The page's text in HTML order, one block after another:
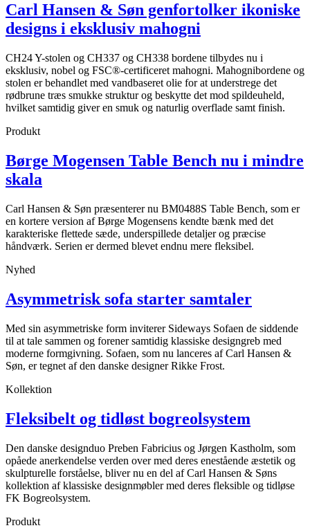
Carl Hansen & Søn genfortolker ikoniske
designs i eksklusiv mahogni
CH24 Y-stolen og CH337 og CH338 bordene tilbydes nu i
eksklusiv, nobel og FSC®-certificeret mahogni. Mahognibordene og
stolen er behandlet med vandbaseret olie for at understrege det
rødbrune træs smukke struktur og beskytte det mod spildeuheld,
hvilket samtidig giver en smuk og naturlig overflade samt finish.
Produkt
Børge Mogensen Table Bench nu i mindre
skala
Carl Hansen & Søn præsenterer nu BM0488S Table Bench, som er
en kortere version af Børge Mogensens kendte bænk med det
karakteriske flettede sæde, underspillede detaljer og præcise
håndværk. Serien er dermed blevet endnu mere fleksibel.
Nyhed
Asymmetrisk sofa starter samtaler
Med sin asymmetriske form inviterer Sideways Sofaen de siddende
til at tale sammen og forener samtidig klassiske designgreb med
moderne formgivning. Sofaen, som nu lanceres af Carl Hansen &
Søn, er tegnet af den danske designer Rikke Frost.
Kollektion
Fleksibelt og tidløst bogreolsystem
Den danske designduo Preben Fabricius og Jørgen Kastholm, som
opåede anerkendelse verden over med deres enestående æstetik og
skulpturelle forståelse, bliver nu en del af Carl Hansen & Søns
kollektion af klassiske designmøbler med deres fleksible og tidløse
FK Bogreolsystem.
Produkt